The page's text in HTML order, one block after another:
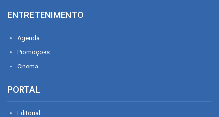
ENTRETENIMENTO
Agenda
Promoções
Cinema
PORTAL
Editorial